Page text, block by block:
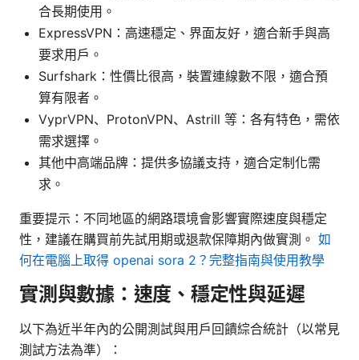
合長期使用。
ExpressVPN：高速穩定、界面友好，適合新手與高
要求用戶。
Surfshark：性價比很高，裝置連線數不限，適合預
算有限者。
VyprVPN、ProtonVPN、Astrill 等：各有特色，需依
需求選擇。
其他中高端品牌：提供多協議支持，適合定制化需
求。
重要提示：不同地區的網路環境會影響實際速度與穩定
性，建議在購買前先試用期或退款保障期內做實測。 如
何在電腦上取得 openai sora 2？完整指南與使用教學
實測與數據：速度、穩定性與延遲
以下為近半年內的公開測試與用戶回饋綜合統計（以常見
測試方法為準）：